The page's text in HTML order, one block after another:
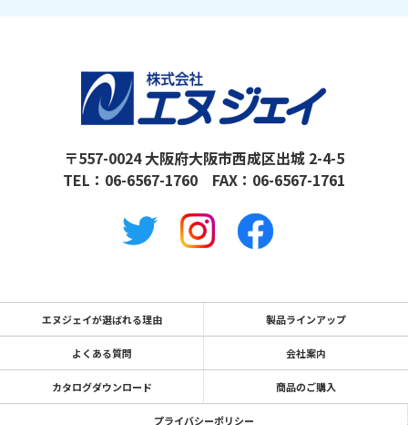
〒557-0024 大阪府大阪市西成区出城 2-4-5
TEL： 06-6567-1760 FAX：06-6567-1761
エヌジェイが選ばれる理由 製品ラインアップ
よくある質問 会社案内
カタログダウンロード 商品のご購入
プライバシーポリシー